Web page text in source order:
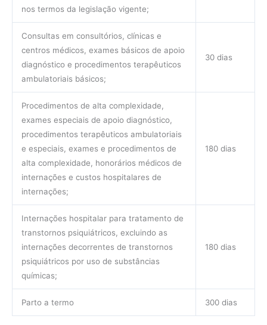
nos termos da legislação vigente;
Consultas em consultórios, clínicas e
centros médicos, exames básicos de apoio
diagnóstico e procedimentos terapêuticos
ambulatoriais básicos;
30 dias
Procedimentos de alta complexidade,
exames especiais de apoio diagnóstico,
procedimentos terapêuticos ambulatoriais
e especiais, exames e procedimentos de
alta complexidade, honorários médicos de
internações e custos hospitalares de
internações;
180 dias
Internações hospitalar para tratamento de
transtornos psiquiátricos, excluindo as
internações decorrentes de transtornos
psiquiátricos por uso de substâncias
químicas;
180 dias
Parto a termo 300 dias